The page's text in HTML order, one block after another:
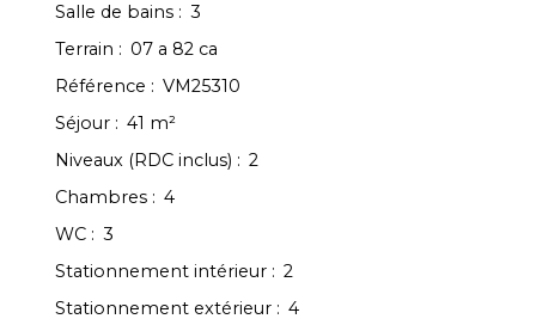
Salle de bains : 3
Terrain : 07 a 82 ca
Référence : VM25310
Séjour : 41 m²
Niveaux (RDC inclus) : 2
Chambres : 4
WC : 3
Stationnement intérieur : 2
Stationnement extérieur : 4